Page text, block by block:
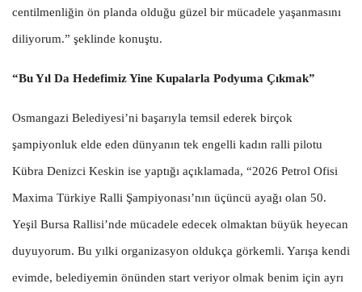
centilmenliğin ön planda olduğu güzel bir mücadele yaşanmasını
diliyorum.” şeklinde konuştu.
“Bu Yıl Da Hedefimiz Yine Kupalarla Podyuma Çıkmak”
Osmangazi Belediyesi’ni başarıyla temsil ederek birçok
şampiyonluk elde eden dünyanın tek engelli kadın ralli pilotu
Kübra Denizci Keskin ise yaptığı açıklamada, “2026 Petrol Ofisi
Maxima Türkiye Ralli Şampiyonası’nın üçüncü ayağı olan 50.
Yeşil Bursa Rallisi’nde mücadele edecek olmaktan büyük heyecan
duyuyorum. Bu yılki organizasyon oldukça görkemli. Yarışa kendi
evimde, belediyemin önünden start veriyor olmak benim için ayrı